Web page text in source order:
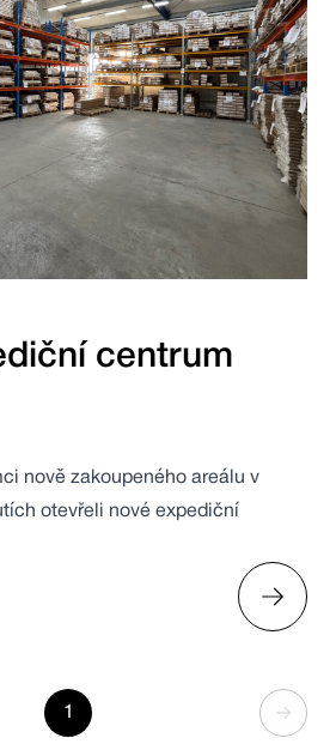
centrum
nově zakoupeného areálu v
otevřeli nové expediční
1